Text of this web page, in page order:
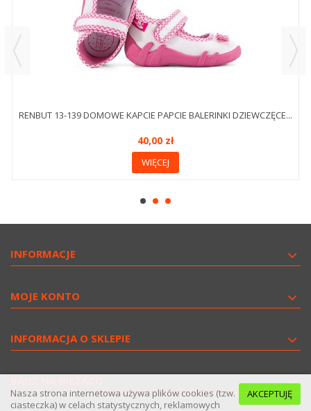
RENBUT 13-139 DOMOWE KAPCIE PAPCIE BALERINKI DZIEWCZĘCE...
40,00 zł
WIĘCEJ
INFORMACJE
MOJE KONTO
INFORMACJA O SKLEPIE
AKCEPTUJĘ
Nasza strona internetowa używa plików cookies (tzw.
ciasteczka) w celach statystycznych, reklamowych